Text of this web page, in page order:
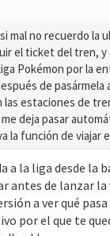
mal no recuerdo la
el ticket del tren,
Pokémon por la
de pasármela
estaciones de
deja pasar
la función de viajar
a la liga desde la
antes de lanzar la
a ver qué
por el que te